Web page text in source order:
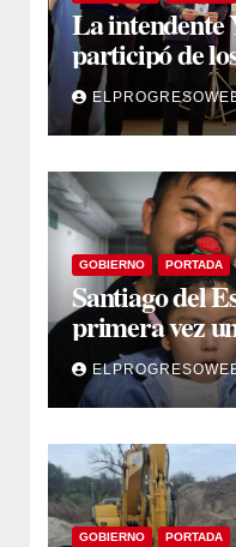
La
participó de
por el
en Fernández
GOBIERNO PORTADA
Santiago del
primera vez
auditiva con
ósea
GOBIERNO PORTADA